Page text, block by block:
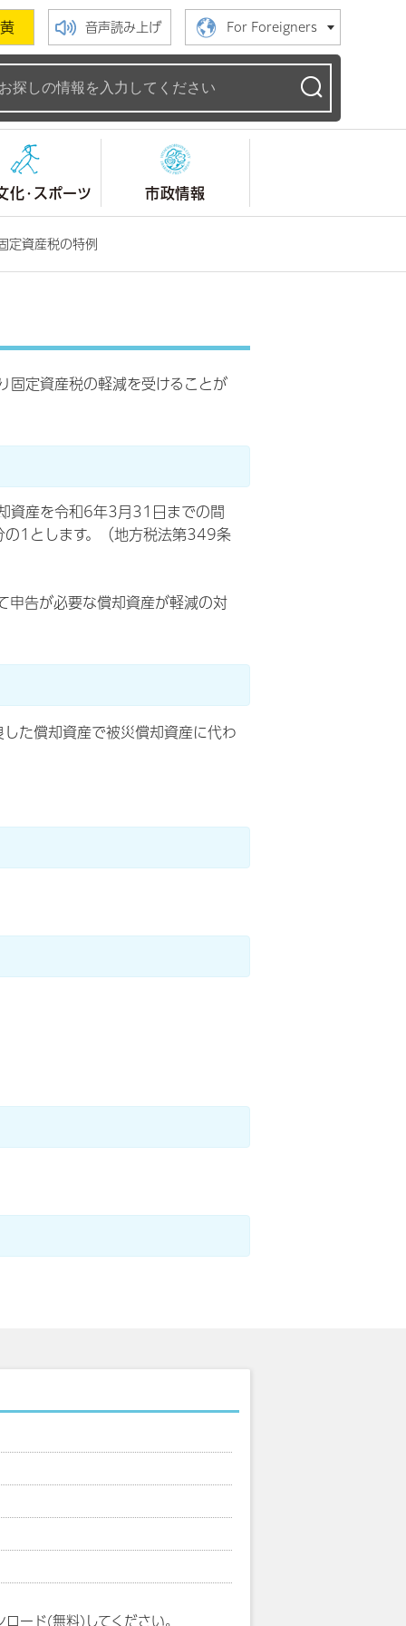
黄 音声読み上げ For Foreigners
化・スポーツ 市政情報
定資産税の特例
固定資産税の軽減を受けることが
資産を令和6年3月31日までの間
の1とします。（地方税法第349条
申告が必要な償却資産が軽減の対
た償却資産で被災償却資産に代わ
ロード(無料)してください。